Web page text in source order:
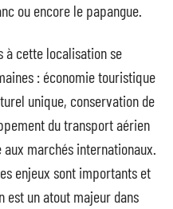
ou encore le papangue.
à cette localisation se
: économie touristique
unique, conservation de
du transport aérien
marchés internationaux.
enjeux sont importants et
est un atout majeur dans